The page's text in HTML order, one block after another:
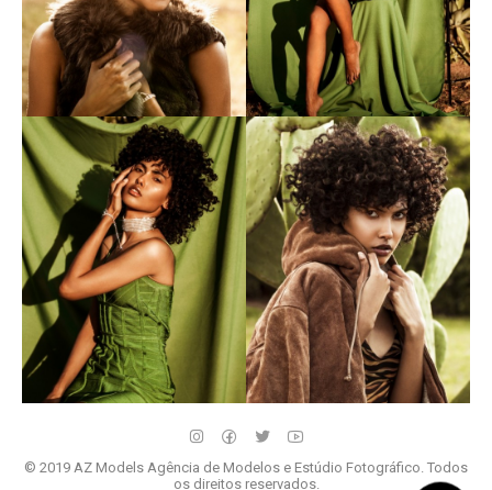
© 2019 AZ Models Agência de Modelos e Estúdio Fotográfico. Todos
os direitos reservados.